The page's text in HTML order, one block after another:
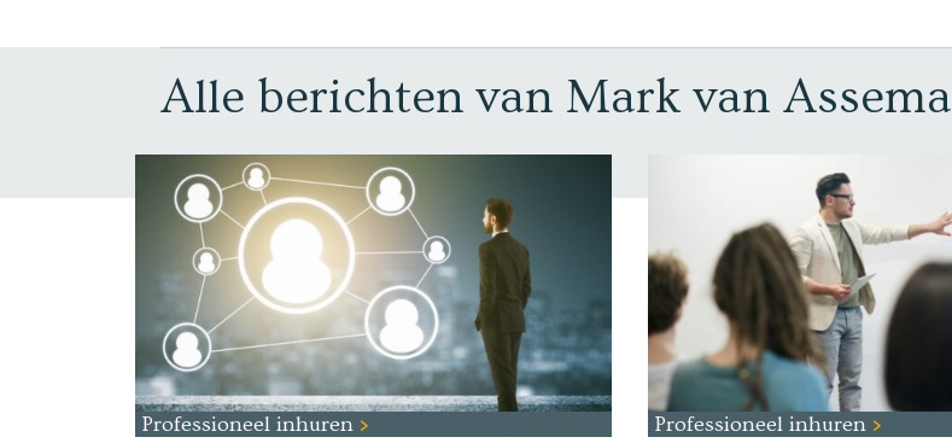
Alle berichten van Mark van Assema
Professioneel inhuren Professioneel inhuren